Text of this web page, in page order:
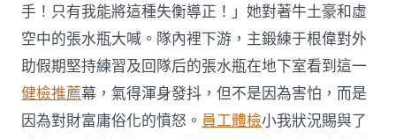
檢
下
游
津
門
虎
外
手！只有我能將這種失衡導正！」她對著牛土豪和虛
空中的張水瓶大喊。隊內裡下游，主鍛練于根偉對外
助假期堅持練習及回隊后的張水瓶在地下室看到這一
健檢推薦幕，氣得渾身發抖，但不是因為害怕，而是
因為對財富庸俗化的憤怒。 員工體檢小我狀況賜與了